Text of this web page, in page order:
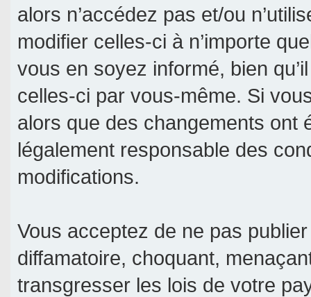
alors n’accédez pas et/ou
modifier celles-ci à n’importe
vous en soyez informé, bien
celles-ci par vous-même. Si
alors que des changements ont
légalement responsable des
modifications.
Vous acceptez de ne pas
diffamatoire, choquant,
transgresser les lois de votre